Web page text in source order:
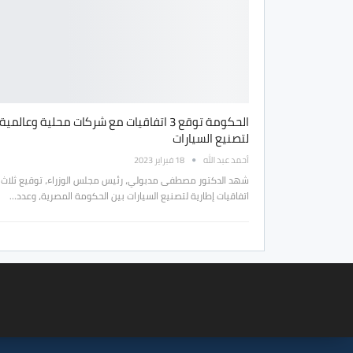
الحكومة توقع 3 اتفاقيات مع شركات محلية وعالمية
لتصنيع السيارات
أحمد عبد الله 18 فبراير 2023
شهد الدكتور مصطفى مدبولي، رئيس مجلس الوزراء، توقيع ثلاث
اتفاقيات إطارية لتصنيع السيارات بين الحكومة المصرية، وعدد…